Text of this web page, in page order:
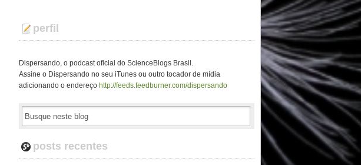
perfil
Dispersando, o podcast oficial do ScienceBlogs Brasil.
Assine o Dispersando no seu iTunes ou outro tocador de mídia
adicionando o endereço http://feeds.feedburner.com/dispersando
posts recentes